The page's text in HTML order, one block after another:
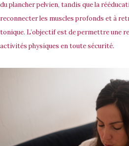
du plancher pelvien, tandis que la
reconnecter les muscles profonds et à
tonique. L’objectif est de permettre une
activités physiques en toute sécurité.